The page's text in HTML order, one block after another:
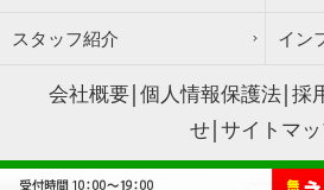
スタッフ紹介 イン
会社概要 個人情報保護法 採
せ サイトマ
Copyright © サウスリーフ All